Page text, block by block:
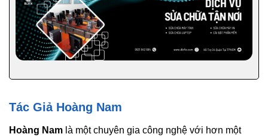
Tác Giả Hoàng Nam
Hoàng Nam là một chuyên gia công nghệ với hơn một